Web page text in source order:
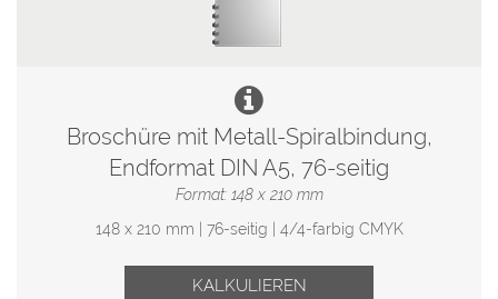
Broschüre mit Metall-Spiralbindung,
Endformat DIN A5, 76-seitig
Format: 148 x 210 mm
148 x 210 mm | 76-seitig | 4/4-farbig CMYK
KALKULIEREN